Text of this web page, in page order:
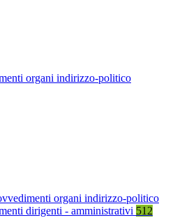
organi indirizzo-politico
organi indirizzo-politico
dirigenti - amministrativi 512